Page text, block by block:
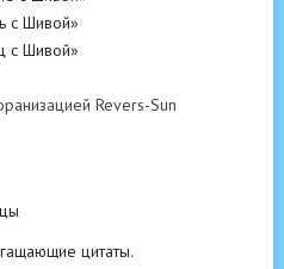
с Шивой»
с Шивой»
Revers-Sun
цитаты.